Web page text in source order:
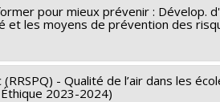
des Pêcheries et de l'Alimentation
les changements climatiques dans
- Santé (FRSQ)
de recherche
pour mieux prévenir : Dévelop.
et les moyens de prévention des
- Qualité de l’air dans les
2023-2024)